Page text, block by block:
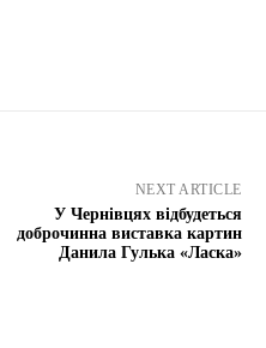
NEXT ARTICLE
У Чернівцях відбудеться
доброчинна виставка картин
Данила Гулька «Ласка»